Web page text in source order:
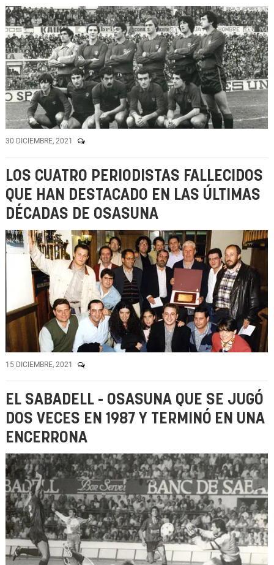
30 DICIEMBRE, 2021
LOS CUATRO PERIODISTAS FALLECIDOS
QUE HAN DESTACADO EN LAS ÚLTIMAS
DÉCADAS DE OSASUNA
15 DICIEMBRE, 2021
EL SABADELL - OSASUNA QUE SE JUGÓ
DOS VECES EN 1987 Y TERMINÓ EN UNA
ENCERRONA